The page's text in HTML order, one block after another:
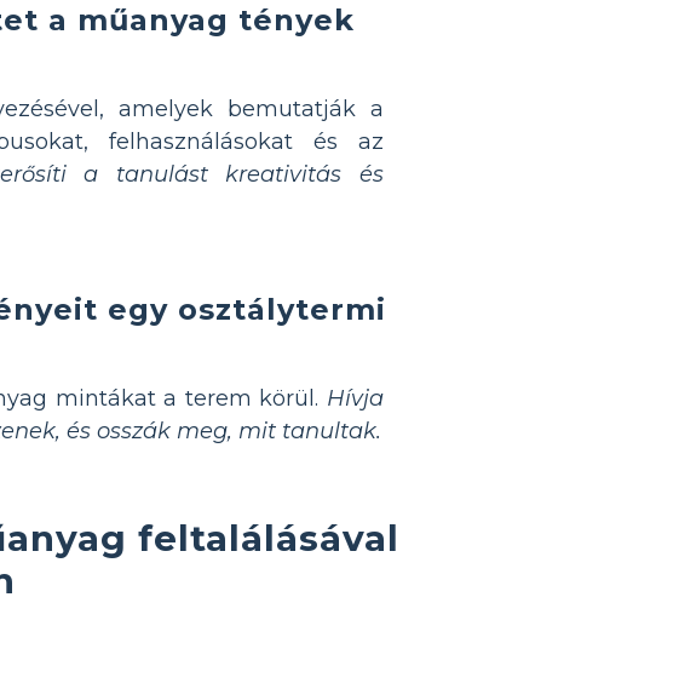
a műanyag tények
amelyek bemutatják a
felhasználásokat és az
a tanulást kreativitás és
egy osztálytermi
mintákat a terem körül. Hívja
és osszák meg, mit tanultak.
feltalálásával